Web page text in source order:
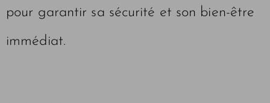
pour garantir sa sécurité et son bien-être
immédiat.